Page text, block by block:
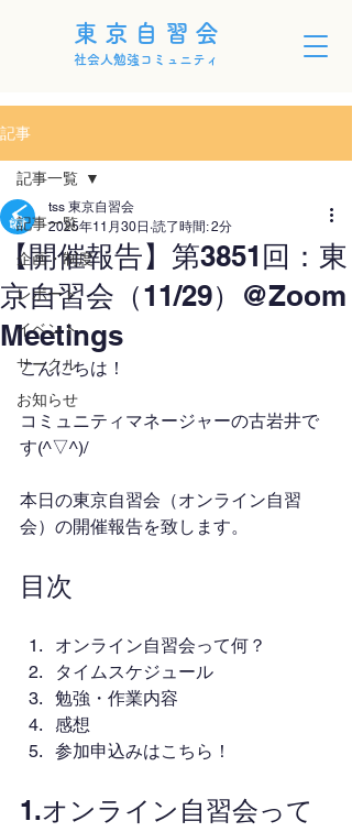
東京自習会
社会人勉強コミュニティ
記事
記事一覧
企画・制度
レポート
イベント
サークル
お知らせ
記事一覧
【開催報告】第3851回：東
京自習会（11/29）@Zoom
Meetings
tss 東京自習会
2025年11月30日 読了時間: 2分
こんにちは！
コミュニティマネージャーの古岩井で
す(^▽^)/
本日の東京自習会（オンライン自習
会）の開催報告を致します。
目次
オンライン自習会って何？
タイムスケジュール
勉強・作業内容
感想
参加申込みはこちら！
1.オンライン自習会って